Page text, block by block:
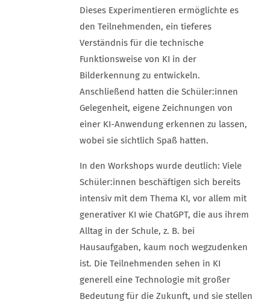
Dieses Experimentieren ermöglichte es
den Teilnehmenden, ein tieferes
Verständnis für die technische
Funktionsweise von KI in der
Bilderkennung zu entwickeln.
Anschließend hatten die Schüler:innen
Gelegenheit, eigene Zeichnungen von
einer KI-Anwendung erkennen zu lassen,
wobei sie sichtlich Spaß hatten.
In den Workshops wurde deutlich: Viele
Schüler:innen beschäftigen sich bereits
intensiv mit dem Thema KI, vor allem mit
generativer KI wie ChatGPT, die aus ihrem
Alltag in der Schule, z. B. bei
Hausaufgaben, kaum noch wegzudenken
ist. Die Teilnehmenden sehen in KI
generell eine Technologie mit großer
Bedeutung für die Zukunft, und sie stellen